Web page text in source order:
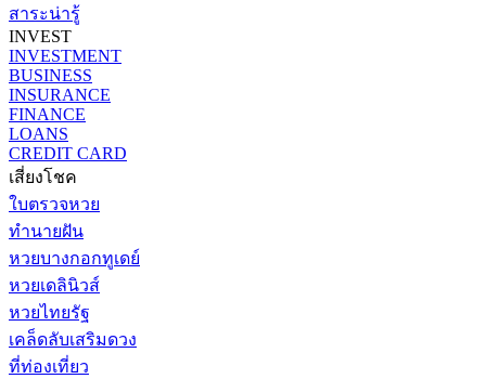
สาระน่ารู้
INVEST
INVESTMENT
BUSINESS
INSURANCE
FINANCE
LOANS
CREDIT CARD
เสี่ยงโชค
ใบตรวจหวย
ทำนายฝัน
หวยบางกอกทูเดย์
หวยเดลินิวส์
หวยไทยรัฐ
เคล็ดลับเสริมดวง
ที่ท่องเที่ยว